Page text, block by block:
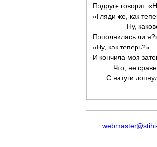
Подруге говорит.
«Гляди же, как
Ну,
Пополнилась ли
«Ну, как теперь?»
И кончила моя
Что, не
С натуги